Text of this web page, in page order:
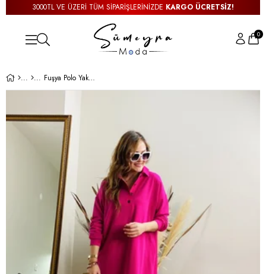
3000TL VE ÜZERİ TÜM SİPARİŞLERİNİZDE KARGO ÜCRETSİZ!
0
Fuşya Polo Yaka Sweat Elbise